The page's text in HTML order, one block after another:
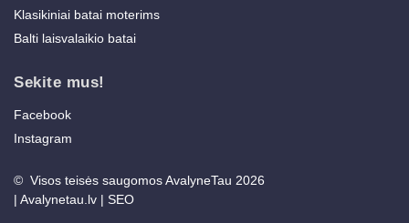
Klasikiniai batai moterims
Balti laisvalaikio batai
Sekite mus!
Facebook
Instagram
© Visos teisės saugomos AvalyneTau 2026
| Avalynetau.lv | SEO